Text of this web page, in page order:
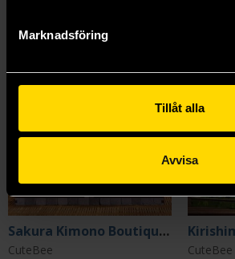
Marknadsföring
Tillåt alla
Avvisa
Sakura Kimono Boutique Miniature House (Miniature/Book Nook)
CuteBee CuteBee